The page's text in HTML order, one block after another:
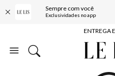
Sempre com você
Exclusividades no app
COMPRE ONLINE E
ENTREGA
FRETE